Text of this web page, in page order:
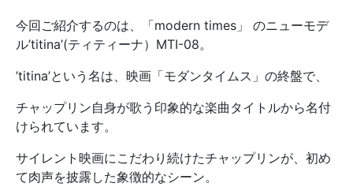
今回ご紹介するのは、「modern times」 のニューモデ
ル’titina’(ティティーナ）MTI-08。
’titina’という名は、映画「モダンタイムス」の終盤で、
チャップリン自身が歌う印象的な楽曲タイトルから名付
けられています。
サイレント映画にこだわり続けたチャップリンが、初め
て肉声を披露した象徴的なシーン。